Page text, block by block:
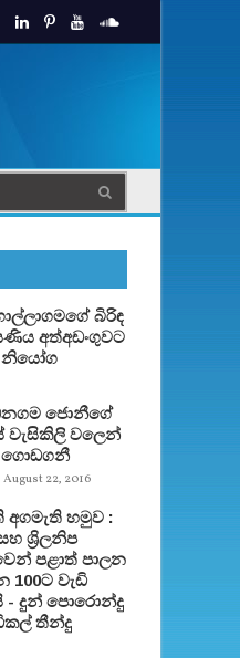
බිරිඳ
අත්අඩංගුවට
ජොනීගේ
වැසිකිලි වලෙන්
ගොඩගනී
22, 2016
අගමැති හමුව :
ශ්‍රිලනිප
පළාත් පාලන
වැඩි
- දුන් පොරොන්දු
තීන්දු